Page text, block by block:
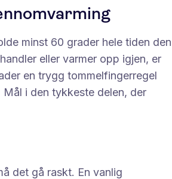
minst 60 grader hele tiden den
eller varmer opp igjen, er
en trygg tommelfingerregel
i den tykkeste delen, der
det gå raskt. En vanlig